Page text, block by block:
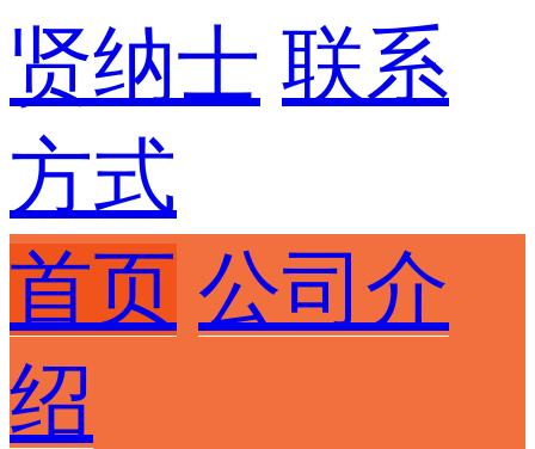
贤纳士 联系
方式
首页 公司介
绍